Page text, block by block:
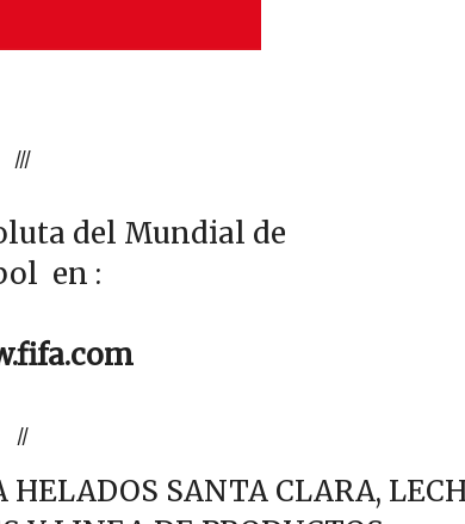
///
del Mundial de
en :
//
HELADOS SANTA CLARA,